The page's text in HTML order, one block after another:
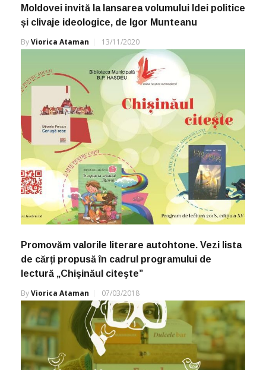
Moldovei invită la lansarea volumului Idei politice
și clivaje ideologice, de Igor Munteanu
ByViorica Ataman 13/11/2020
Promovăm valorile literare autohtone. Vezi lista
de cărți propusă în cadrul programului de
lectură „Chişinăul citeşte”
ByViorica Ataman 07/03/2018